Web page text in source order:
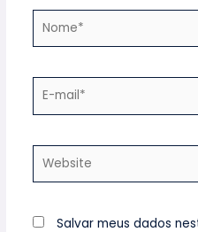
Salvar meus dados